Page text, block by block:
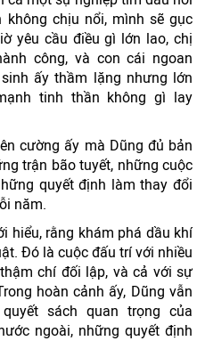
chịu nổi, mình sẽ gục
yêu cầu điều gì lớn lao, chị
công, và con cái ngoan
ấy thầm lặng nhưng lớn
tinh thần không gì lay
cường ấy mà Dũng đủ bản
trận bão tuyết, những cuộc
quyết định làm thay đổi
năm.
hiểu, rằng khám phá dầu khí
Đó là cuộc đấu trí với nhiều
chí đối lập, và cả với sự
hoàn cảnh ấy, Dũng vẫn
sách quan trọng của
ngoài, những quyết định